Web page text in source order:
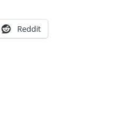
Reddit